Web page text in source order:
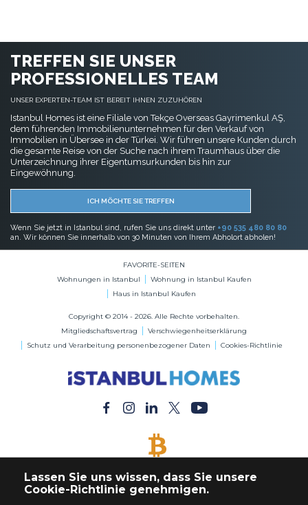
TREFFEN SIE UNSER
PROFESSIONELLES TEAM
UNSER EXPERTEN-TEAM IST BEREIT IHNEN ZUZUHÖREN
Istanbul Homes ist eine Filiale von Tekçe Overseas Gayrimenkul AŞ,
dem führenden Immobilienunternehmen für den Verkauf von
Immobilien in Übersee in der Türkei. Wir führen unsere Kunden durch
die gesamte Reise von der Suche nach ihrem Traumhaus über die
Unterzeichnung ihrer Eigentumsurkunden bis hin zur
Eingewöhnung.
ICH MÖCHTE SIE TREFFEN
Wenn Sie jetzt in Istanbul sind, rufen Sie uns direkt unter +90 535 480 80 80
an. Wir können Sie innerhalb von 30 Minuten von Ihrem Abholort abholen!
FAVORITE-SEITEN
Wohnungen in Istanbul
Wohnung in Istanbul Kaufen
Haus in Istanbul Kaufen
Copyright © 2014 - 2026. Alle Rechte vorbehalten.
Mitgliedschaftsvertrag
Verschwiegenheitserklärung
Schutz und Verarbeitung personenbezogener Daten
Cookies-Richtlinie
Kaufen Sie jede Immobilie mit Bitcoin-Zahlung
Lassen Sie uns wissen, dass Sie unsere
Cookie-Richtlinie genehmigen.